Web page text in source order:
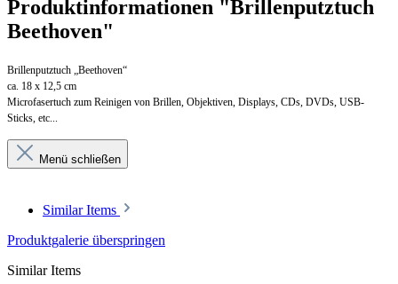
Produktinformationen "Brillenputztuch
Beethoven"
Brillenputztuch „Beethoven“
ca. 18 x 12,5 cm
Microfasertuch zum Reinigen von Brillen, Objektiven, Displays, CDs, DVDs, USB-
Sticks, etc...
Menü schließen
Similar Items
Produktgalerie überspringen
Similar Items